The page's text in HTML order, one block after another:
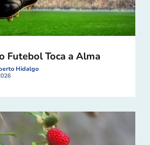
Futebol Toca a Alma
Hidalgo